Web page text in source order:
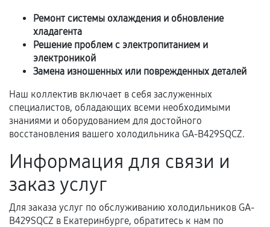
срока.
Программные сбои, если это не указано в
отдельных условиях.
Если комплектующие куплены
самостоятельно
сохраняться полностью или частично, если
соблюдены следующие условия:
Предоставленные детали подходят по
техническим параметрам и не имеют внешних
дефектов.
Ремонт системы охлаждения и обновление
хладагента
Решение проблем с электропитанием и
электроникой
Замена изношенных или поврежденных деталей
Наш коллектив включает в себя заслуженных
специалистов, обладающих всеми необходимыми
знаниями и оборудованием для достойного
восстановления вашего холодильника GA-B429SQCZ.
Информация для связи и
заказ услуг
Для заказа услуг по обслуживанию холодильников GA-
B429SQCZ в Екатеринбурге, обратитесь к нам по